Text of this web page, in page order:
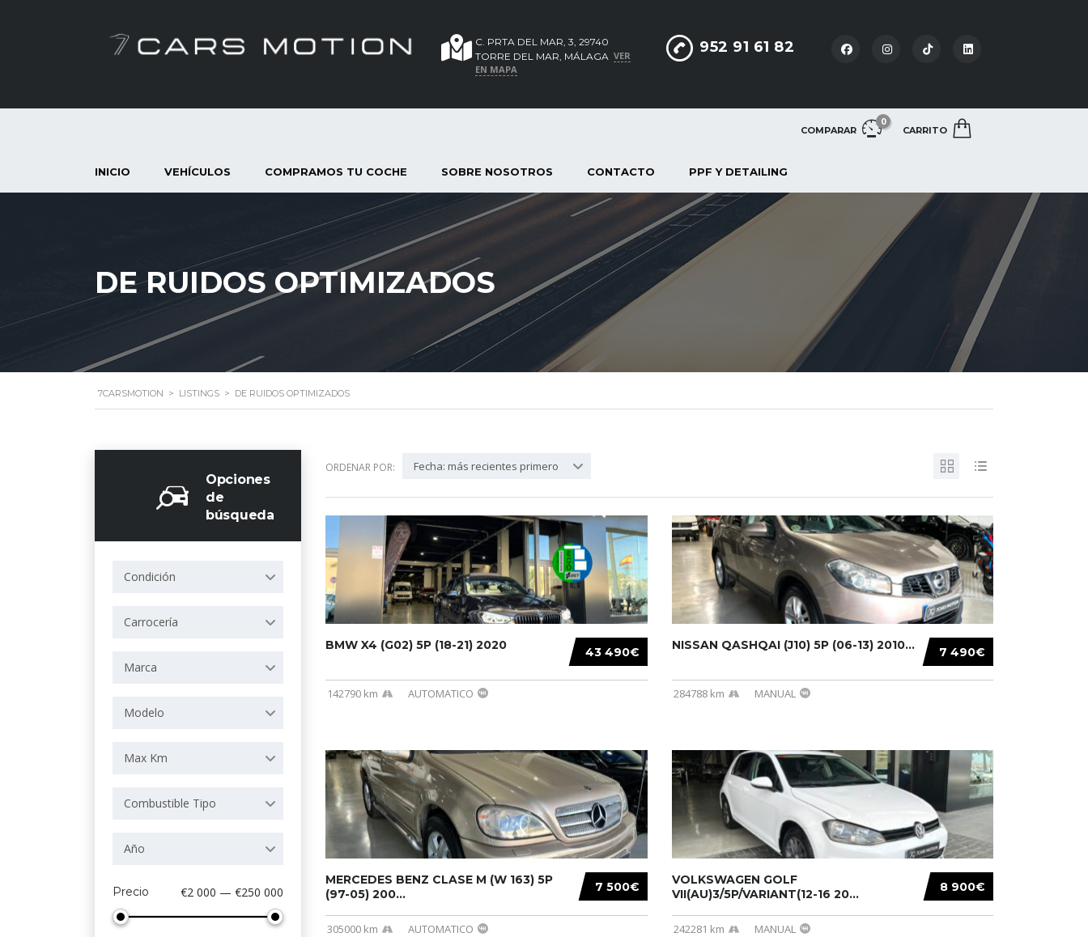
952 91 61 82
C. PRTA DEL MAR, 3, 29740
TORRE DEL MAR, MÁLAGA VER
EN MAPA
COMPARAR
0
CARRITO
INICIO VEHÍCULOS COMPRAMOS TU COCHE SOBRE NOSOTROS CONTACTO PPF Y DETAILING
DE RUIDOS OPTIMIZADOS
7CARSMOTION > LISTINGS > DE RUIDOS OPTIMIZADOS
Opciones
de
búsqueda
Condición
Carrocería
Marca
Modelo
Max Km
Combustible Tipo
Año
Precio €2 000 — €250 000
ORDENAR POR: Fecha: más recientes primero
43 490€
BMW X4 (G02) 5P (18-21) 2020
142790 km AUTOMATICO
7 490€
NISSAN QASHQAI (J10) 5P (06-13) 2010...
284788 km MANUAL
7 500€
MERCEDES BENZ CLASE M (W 163) 5P
(97-05) 200...
305000 km AUTOMATICO
8 900€
VOLKSWAGEN GOLF
VII(AU)3/5P/VARIANT(12-16 20...
242281 km MANUAL